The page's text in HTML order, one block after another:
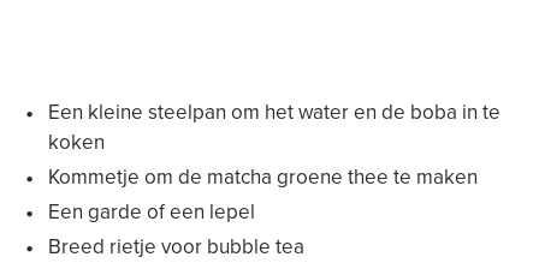
Een kleine steelpan om het water en de boba in te
koken
Kommetje om de matcha groene thee te maken
Een garde of een lepel
Breed rietje voor bubble tea